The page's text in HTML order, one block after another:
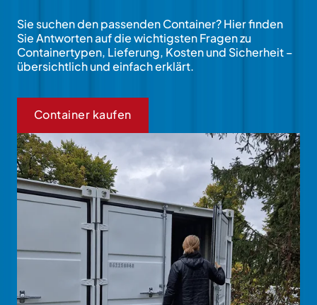
Sie suchen den passenden Container? Hier finden
Sie Antworten auf die wichtigsten Fragen zu
Containertypen, Lieferung, Kosten und Sicherheit –
übersichtlich und einfach erklärt.
Container kaufen